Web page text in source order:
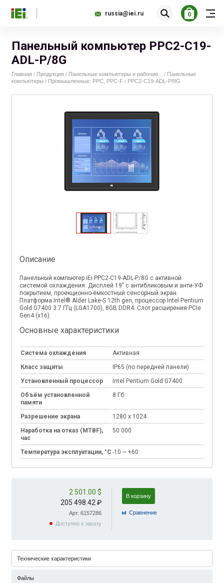
russia@iei.ru 0
Панельный компьютер PPC2-C19-
ADL-P/8G
Главная / Продукция / Панельные компьютеры и рабочие... / Панельные
компьютеры / Промышленные: PPC, PPC-F / PPC2-C19-ADL-P/8G
Описание
Панельный компьютер iEi PPC2-C19-ADL-P/8G с активной
системой охлаждения. Дисплей 19" с антибликовым и анти-УФ
покрытием, проекционно-ёмкостный сенсорный экран.
Платформа Intel® Alder Lake-S 12th gen, процессор Intel Pentium
Gold G7400 3.7 ГГц (LGA1700), 8GB DDR4. Слот расширения PCIe
Gen4 (x16).
Основные характеристики
Система охлаждения
Активная
Класс защиты
IP65 (по передней панели)
Установленный процессор
Intel Pentium Gold G7400
Объём установленной
памяти
8 Гб
Разрешение экрана
1280 x 1024
Наработка на отказ (MTBF),
час
50 000
Температура эксплуатации, °C -10 ~ +60
2 501.00 $
205 498.42 ₽
Арт. 6157286
Доступно к заказу
В корзину
Cравнение
Технические характеристики
Файлы